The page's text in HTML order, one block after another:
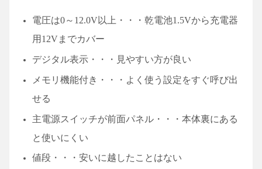
電圧は0～12.0V以上・・・乾電池1.5Vから充電器
用12Vまでカバー
デジタル表示・・・見やすい方が良い
メモリ機能付き・・・よく使う設定をすぐ呼び出
せる
主電源スイッチが前面パネル・・・本体裏にある
と使いにくい
値段・・・安いに越したことはない